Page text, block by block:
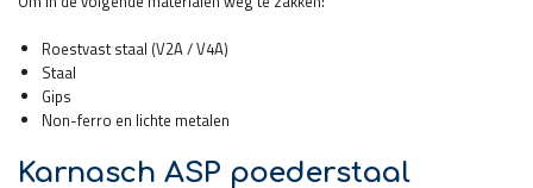
Roestvast staal (V2A / V4A)
Staal
Gips
Non-ferro en lichte metalen
Karnasch ASP poederstaal